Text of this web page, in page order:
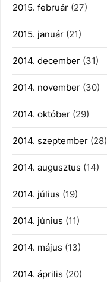
2015. február (27)
2015. január (21)
2014. december (31)
2014. november (30)
2014. október (29)
2014. szeptember (28)
2014. augusztus (14)
2014. július (19)
2014. június (11)
2014. május (13)
2014. április (20)